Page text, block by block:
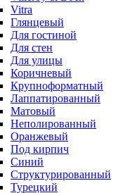
Vitra
Глянцевый
Для гостиной
Для стен
Для улицы
Коричневый
Крупноформатный
Лаппатированный
Матовый
Неполированный
Оранжевый
Под кирпич
Синий
Структурированный
Турецкий